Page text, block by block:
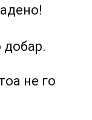
добар.
не го